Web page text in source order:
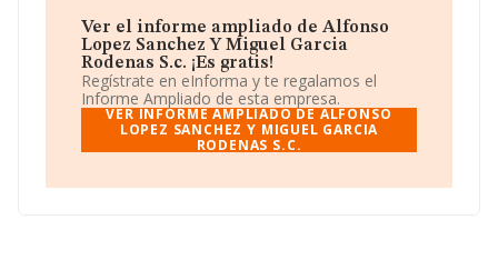
n.c.o.p..Alfonso Lopez Sanchez Y Miguel Garcia
Rodenas S.c.tiene un modelo de sociedad Sociedad
Ver el informe ampliado de Alfonso
Lopez Sanchez Y Miguel Garcia
Rodenas S.c. ¡Es gratis!
Regístrate en eInforma y te regalamos el
Informe Ampliado de esta empresa.
VER INFORME AMPLIADO DE ALFONSO
LOPEZ SANCHEZ Y MIGUEL GARCIA
RODENAS S.C.